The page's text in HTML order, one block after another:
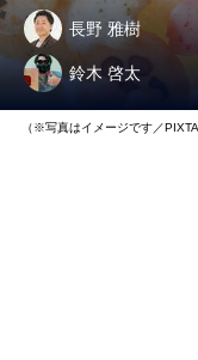
長野 雅樹
鈴木 啓太
（※写真はイメージです／PIXTA